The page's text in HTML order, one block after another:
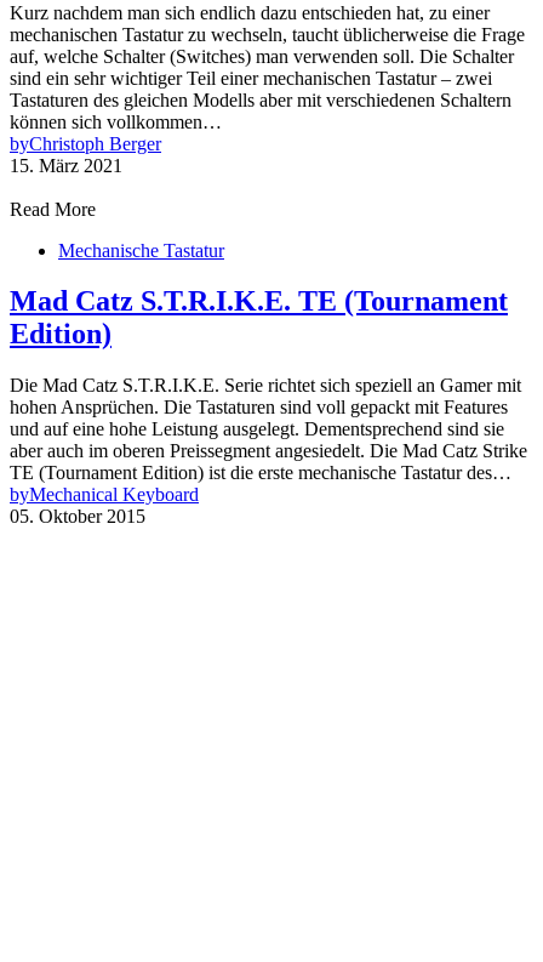
Kurz nachdem man sich endlich dazu entschieden hat, zu einer
mechanischen Tastatur zu wechseln, taucht üblicherweise die Frage
auf, welche Schalter (Switches) man verwenden soll. Die Schalter
sind ein sehr wichtiger Teil einer mechanischen Tastatur – zwei
Tastaturen des gleichen Modells aber mit verschiedenen Schaltern
können sich vollkommen…
byChristoph Berger
15. März 2021
Read More
Mechanische Tastatur
Mad Catz S.T.R.I.K.E. TE (Tournament
Edition)
Die Mad Catz S.T.R.I.K.E. Serie richtet sich speziell an Gamer mit
hohen Ansprüchen. Die Tastaturen sind voll gepackt mit Features
und auf eine hohe Leistung ausgelegt. Dementsprechend sind sie
aber auch im oberen Preissegment angesiedelt. Die Mad Catz Strike
TE (Tournament Edition) ist die erste mechanische Tastatur des…
byMechanical Keyboard
05. Oktober 2015